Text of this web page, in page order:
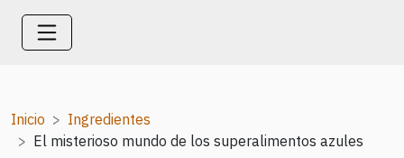
Inicio
Ingredientes
El misterioso mundo de los superalimentos azules